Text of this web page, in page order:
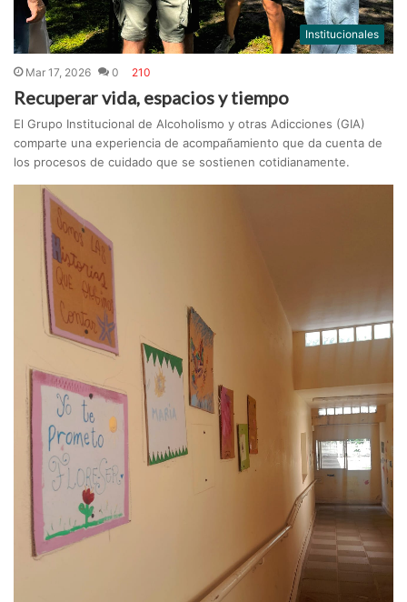
Institucionales
Mar 17, 2026 0 210
Recuperar vida, espacios y tiempo
El Grupo Institucional de Alcoholismo y otras Adicciones (GIA)
comparte una experiencia de acompañamiento que da cuenta de
los procesos de cuidado que se sostienen cotidianamente.